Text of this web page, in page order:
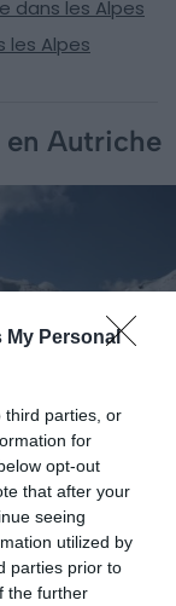
My Personal
third parties, or
for
opt-out
that after your
seeing
utilized by
parties prior to
the further
dans les Alpes
les Alpes
Autriche
Shutterstock – Vapy